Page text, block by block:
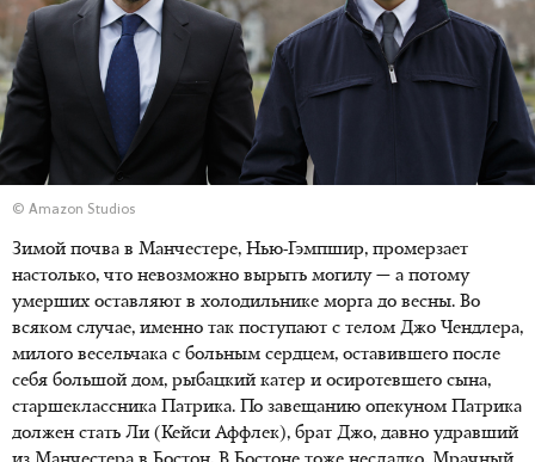
© Amazon Studios
Зимой почва в Манчестере, Нью-Гэмпшир, промерзает
настолько, что невозможно вырыть могилу — а потому
умерших оставляют в холодильнике морга до весны. Во
всяком случае, именно так поступают с телом Джо Чендлера,
милого весельчака с больным сердцем, оставившего после
себя большой дом, рыбацкий катер и осиротевшего сына,
старшеклассника Патрика. По завещанию опекуном Патрика
должен стать Ли (Кейси Аффлек), брат Джо, давно удравший